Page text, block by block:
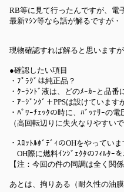
RB等に見て行ったんですが、電
最新ﾏｼﾝ等なら話が解るですが
現物確認すれば解ると思います
●確認したい項目
・ﾌﾟﾗｸﾞは純正品？
・ｸｰﾗﾝﾄﾞ液は、どのﾒｰｶｰと品番
・ｱｰｼﾞﾝｸﾞ＋PPSは設けていま
・ﾊﾟﾜｰﾁｪｯｸの時に、ﾊﾞｯﾃﾘｰの
（高回転辺りに失火なりやすいで
・ｽﾛｯﾄﾙﾎﾞﾃﾞｨのOHをやってい
OH際に燃料ｲﾝｼﾞｪｸﾀのﾌｨﾙﾀｰを
【注：今回の件の同調は全く関
あとは、拘りある（耐久性の油